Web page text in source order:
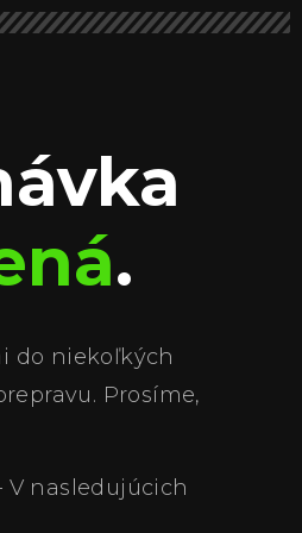
.
do niekoľkých
Prosíme,
V nasledujúcich